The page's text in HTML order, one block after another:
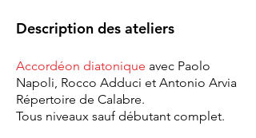
Description des ateliers
Accordéon diatonique avec Paolo
Napoli, Rocco Adduci et Antonio Arvia
Répertoire de Calabre.
Tous niveaux sauf débutant complet.